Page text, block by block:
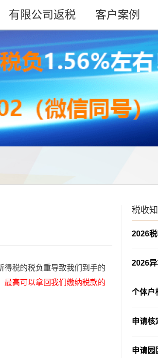
有限公司返税 客户案例
税收
2026税
2026异
个体户
申请核
申请园
得税的税负重导致我们到手的
最高可以拿回我们缴纳税款的